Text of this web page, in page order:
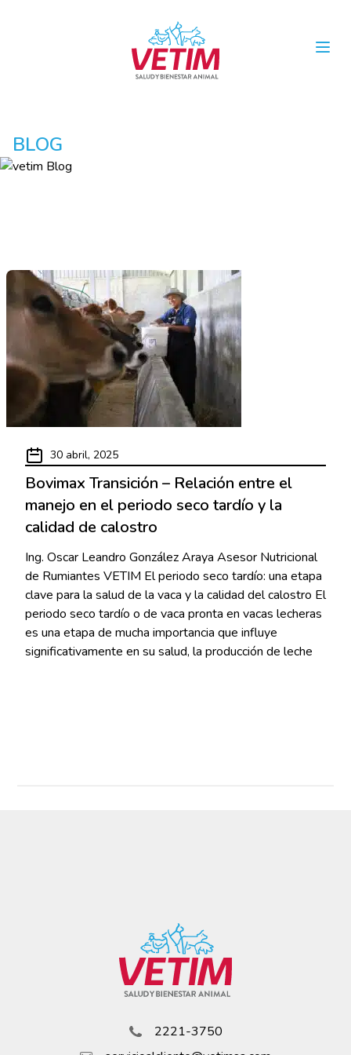
BLOG
30 abril, 2025
Bovimax Transición – Relación entre el
manejo en el periodo seco tardío y la
calidad de calostro
Ing. Oscar Leandro González Araya Asesor Nutricional
de Rumiantes VETIM El periodo seco tardío: una etapa
clave para la salud de la vaca y la calidad del calostro El
periodo seco tardío o de vaca pronta en vacas lecheras
es una etapa de mucha importancia que influye
significativamente en su salud, la producción de leche
2221-3750